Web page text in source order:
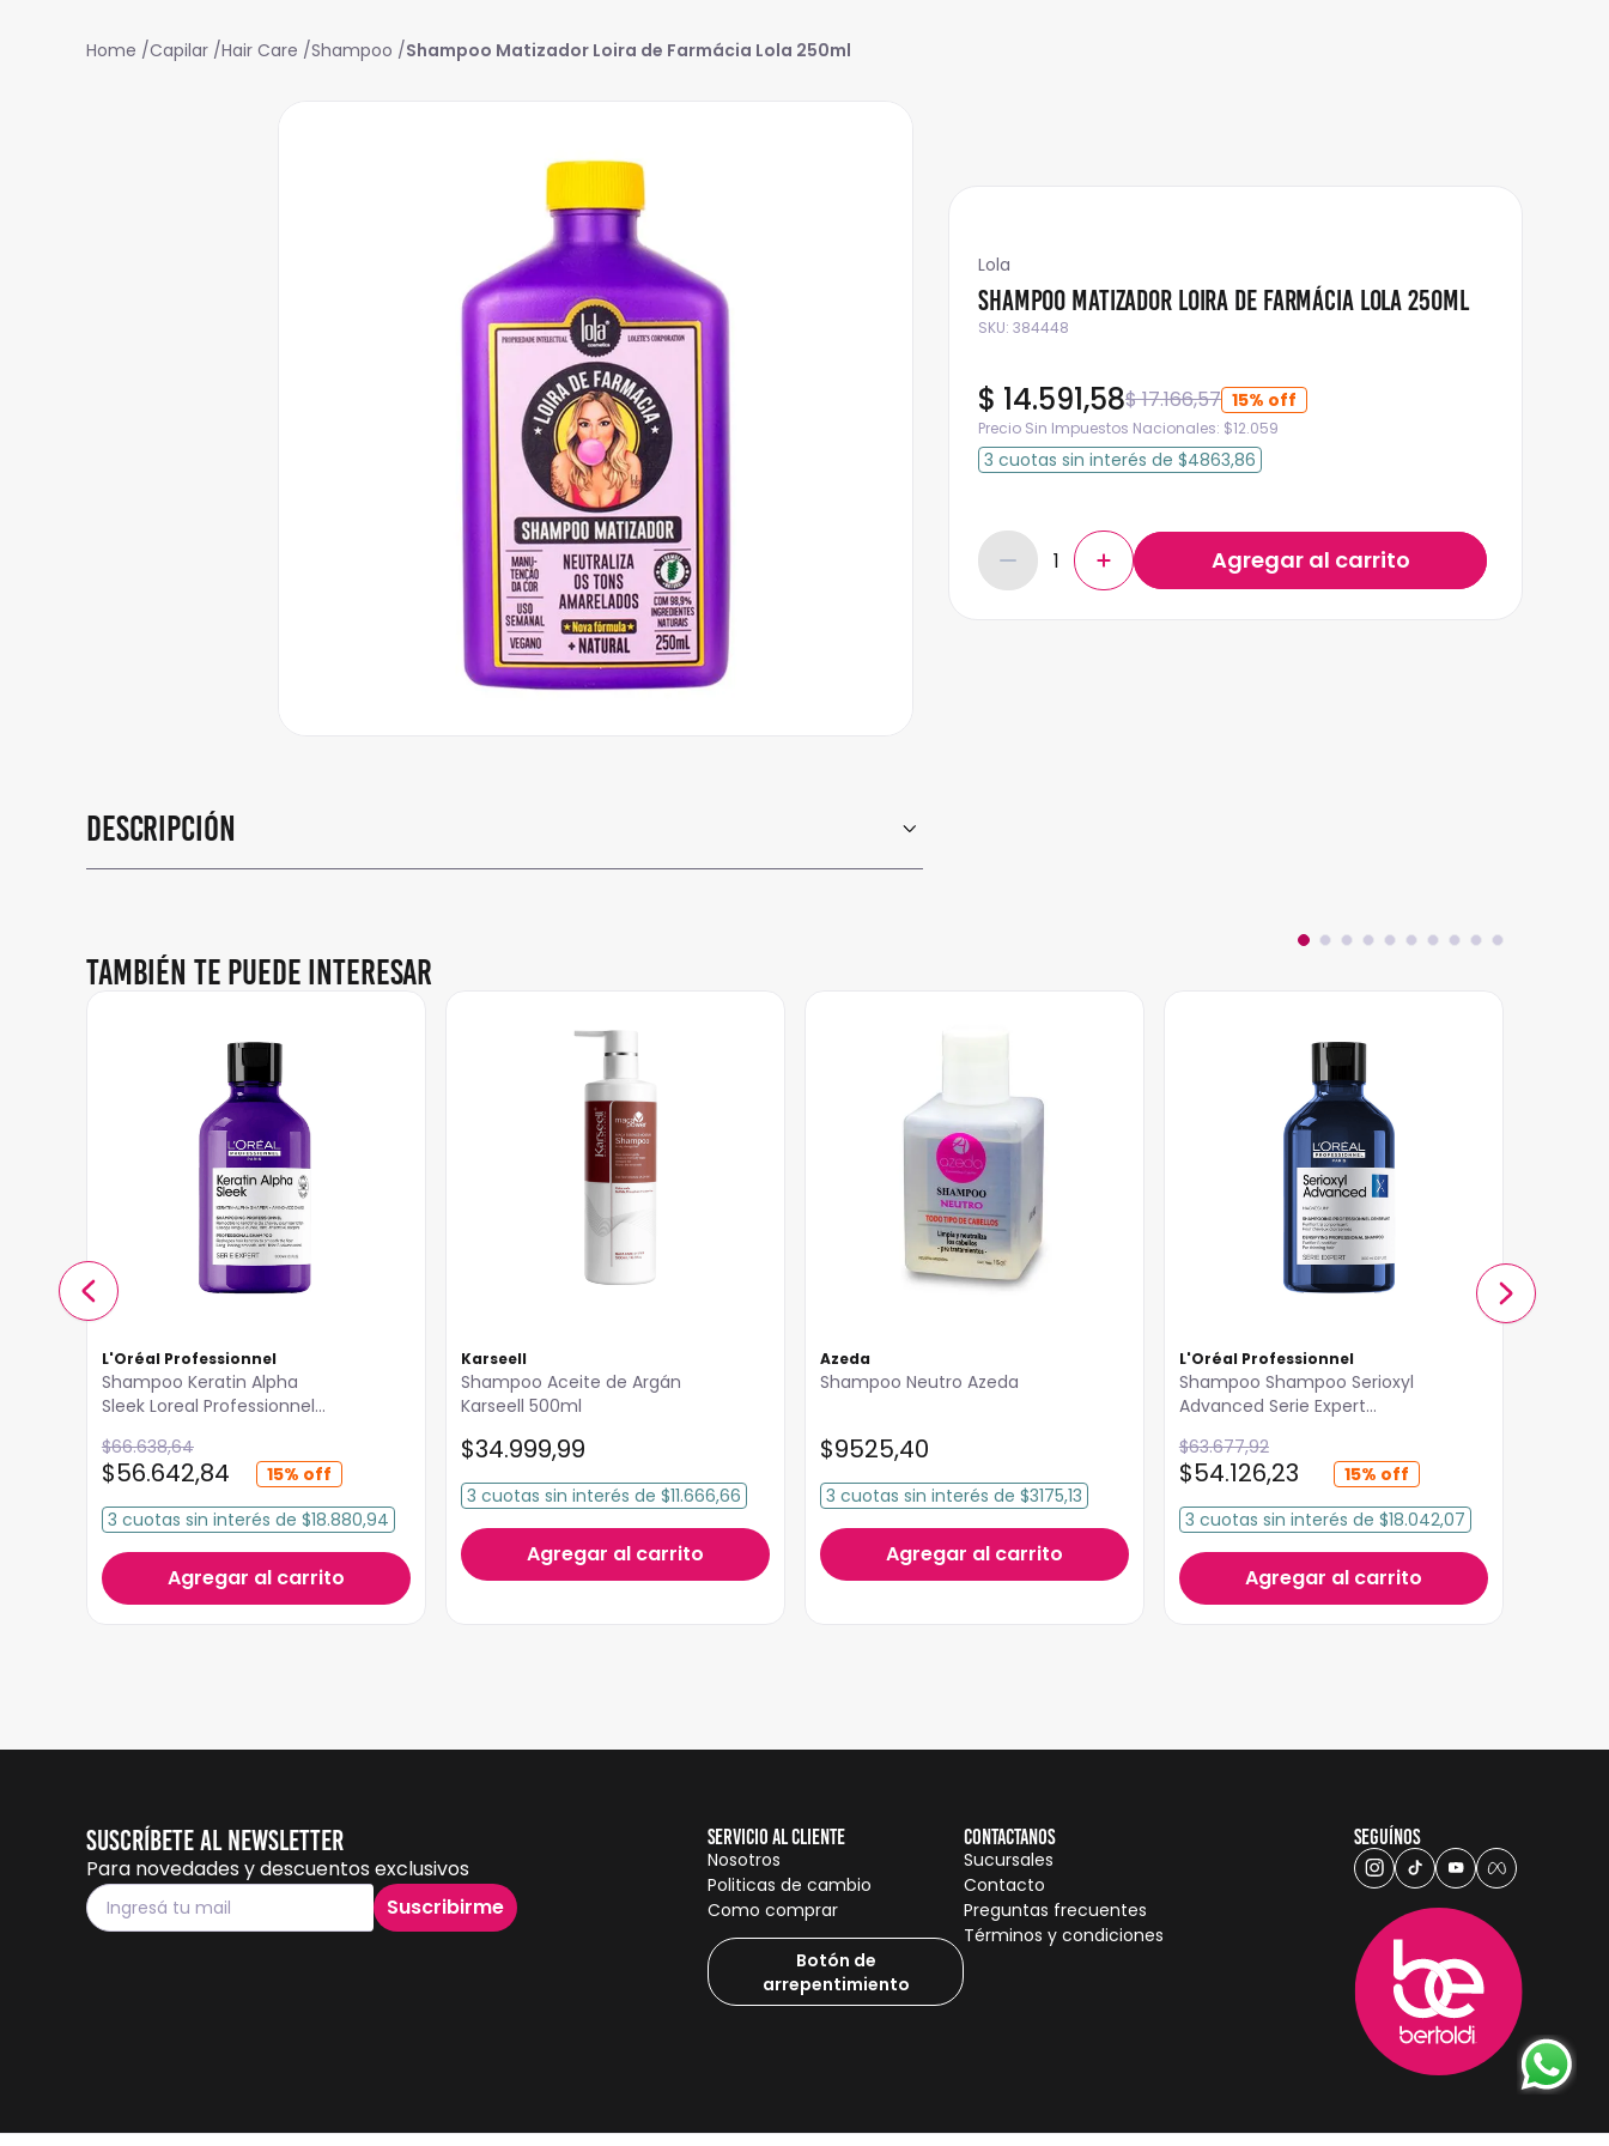
Capilar Hair Care Shampoo Shampoo Matizador Loira de Farmácia Lola 250ml
Descripción
Lola
Shampoo Matizador Loira de Farmácia Lola 250ml
SKU: 384448
$17.166,57
$ 14.591,58 15%
Precio Sin Impuestos Nacionales: $12.059
3 cuotas sin interés de $4863,86
También te puede interesar
L'Oréal Professionnel
Shampoo Keratin Alpha
Sleek Loreal Professionnel
15%
$66.638,64
$56.642,84
3 cuotas sin interés de $18.880,94
Agregar al carrito
Karseell
Shampoo Aceite de Argán
Karseell 500ml
$34.999,99
3 cuotas sin interés de $11.666,66
Agregar al carrito
Azeda
Shampoo Neutro Azeda
$9525,40
3 cuotas sin interés de $3175,13
Agregar al carrito
L'Oréal Professionnel
Shampoo Shampoo Serioxyl
Advanced Serie Expert
15%
$63.677,92
$54.126,23
3 cuotas sin interés de $18.042,07
Agregar al carrito
Suscríbete al Newsletter
Para novedades y descuentos exclusivos
Suscribirme
Servicio al cliente
Nosotros
Politicas de cambio
Como comprar
Botón de
arrepentimiento
Contactanos
Sucursales
Contacto
Preguntas frecuentes
Términos y condiciones
Seguínos